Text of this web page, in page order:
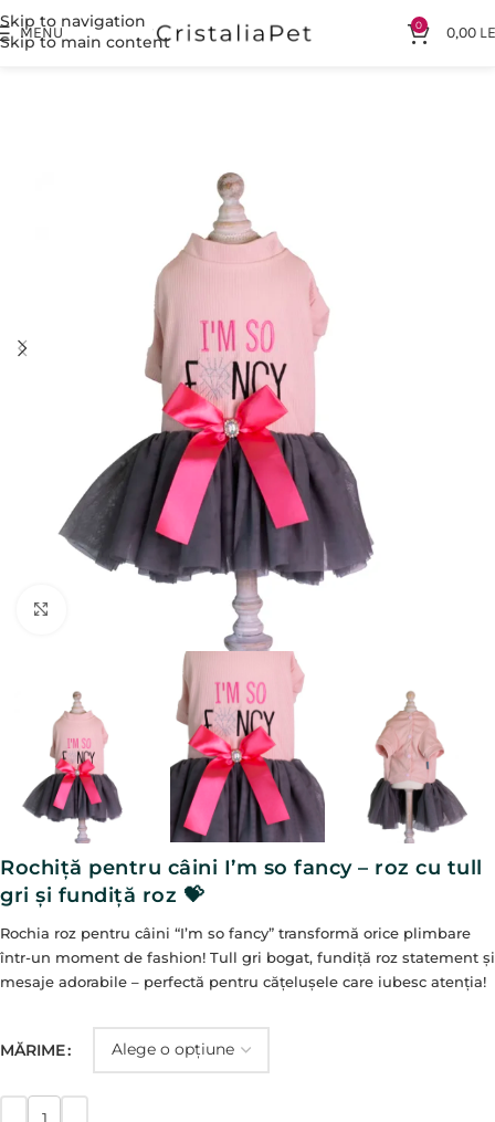
Skip to navigation
Skip to main content
MENU 0 0,00
Rochiță pentru câini I’m so fancy – roz cu tull
gri și fundiță roz 💝
Rochia roz pentru câini “I’m so fancy” transformă orice plimbare
într-un moment de fashion! Tull gri bogat, fundiță roz statement și
mesaje adorabile – perfectă pentru cățelușele care iubesc atenția!
MĂRIME